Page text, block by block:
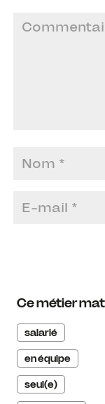
Ce métier
salarié
en équipe
seul(e)